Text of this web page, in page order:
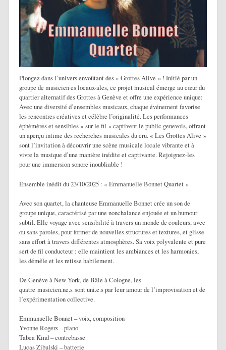
Plongez dans l’univers envoûtant des « Grottes Alive » ! Initié par un
groupe de musicien·es locaux·ales, ce projet musical émerge au cœur du
quartier alternatif des Grottes à Genève et offre une expérience unique:
Avec une diversité d’ensembles musicaux, chaque événement favorise
les rencontres créatives et célèbre l’originalité. Les performances
éphémères et sensibles « sur le fil » captivent le public genevois, offrant
un aperçu intime des recherches musicales du cru. « Les Grottes Alive »
sont l’invitation à découvrir une scène musicale locale vibrante et à
vivre la musique d’une manière inédite et captivante. Rejoignez-les
pour une immersion sonore inoubliable !
Ensemble inédit du 23/10/2025 : « Emmanuelle Bonnet Quartet »
Avec son quartet, la chanteuse Emmanuelle Bonnet crée un son de
groupe unique, caractérisé par une nonchalance enjouée et un humour
subtil. Elle voyage avec sensibilité à travers un monde de couleurs, avec
ou sans paroles, pour former de nouvelles structures et textures, et glisse
sans effort à travers différentes atmosphères. Sa voix polyvalente et pure
sert de fil conducteur : elle maintient les ambiances et les harmonies,
les démêle et les retisse habilement.
De Genève à New York, de Bâle à Cologne, les
quatre musicien.ne.s sont uni.e.s par leur amour de l’improvisation et de
l’expérimentation collective.
Emmanuelle Bonnet – voix, composition
Yvonne Rogers – piano
Tabea Kind – contrebasse
Lucas Zibulski – batterie